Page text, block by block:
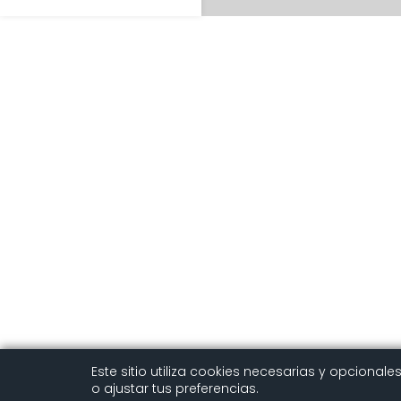
Este sitio utiliza cookies necesarias y
o ajustar tus preferencias.